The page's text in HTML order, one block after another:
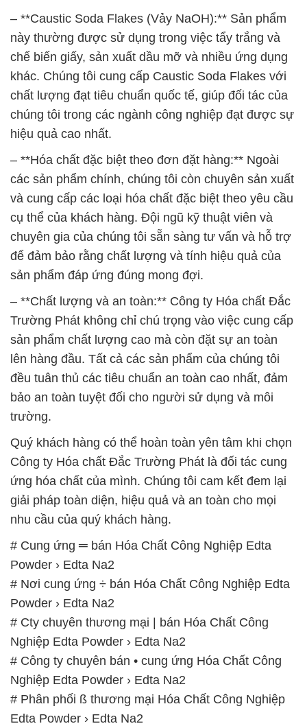
– **Caustic Soda Flakes (Vảy NaOH):** Sản phẩm
này thường được sử dụng trong việc tẩy trắng và
chế biến giấy, sản xuất dầu mỡ và nhiều ứng dụng
khác. Chúng tôi cung cấp Caustic Soda Flakes với
chất lượng đạt tiêu chuẩn quốc tế, giúp đối tác của
chúng tôi trong các ngành công nghiệp đạt được sự
hiệu quả cao nhất.
– **Hóa chất đặc biệt theo đơn đặt hàng:** Ngoài
các sản phẩm chính, chúng tôi còn chuyên sản xuất
và cung cấp các loại hóa chất đặc biệt theo yêu cầu
cụ thể của khách hàng. Đội ngũ kỹ thuật viên và
chuyên gia của chúng tôi sẵn sàng tư vấn và hỗ trợ
để đảm bảo rằng chất lượng và tính hiệu quả của
sản phẩm đáp ứng đúng mong đợi.
– **Chất lượng và an toàn:** Công ty Hóa chất Đắc
Trường Phát không chỉ chú trọng vào việc cung cấp
sản phẩm chất lượng cao mà còn đặt sự an toàn
lên hàng đầu. Tất cả các sản phẩm của chúng tôi
đều tuân thủ các tiêu chuẩn an toàn cao nhất, đảm
bảo an toàn tuyệt đối cho người sử dụng và môi
trường.
Quý khách hàng có thể hoàn toàn yên tâm khi chọn
Công ty Hóa chất Đắc Trường Phát là đối tác cung
ứng hóa chất của mình. Chúng tôi cam kết đem lại
giải pháp toàn diện, hiệu quả và an toàn cho mọi
nhu cầu của quý khách hàng.
# Cung ứng ═ bán Hóa Chất Công Nghiệp Edta
Powder › Edta Na2
# Nơi cung ứng ÷ bán Hóa Chất Công Nghiệp Edta
Powder › Edta Na2
# Cty chuyên thương mại | bán Hóa Chất Công
Nghiệp Edta Powder › Edta Na2
# Công ty chuyên bán • cung ứng Hóa Chất Công
Nghiệp Edta Powder › Edta Na2
# Phân phối ß thương mại Hóa Chất Công Nghiệp
Edta Powder › Edta Na2